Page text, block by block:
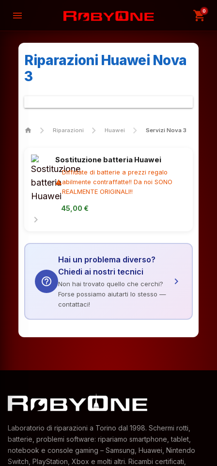
menu shopping_cart
0
Riparazioni Huawei Nova
3
home Riparazioni Huawei Servizi Nova 3
Sostituzione batteria Huawei
warning
Diffidate di batterie a prezzi regalo
abilmente contraffatte!! Da noi SONO
REALMENTE ORIGINALI!!
45,00 €
chevron_right
help_outline
Hai un problema diverso?
Chiedi ai nostri tecnici
Non hai trovato quello che cerchi?
Forse possiamo aiutarti lo stesso —
contattaci!
chevron_right
Laboratorio di riparazioni a Torino dal 1998. Schermi rotti,
batterie, problemi software: ripariamo smartphone, tablet,
notebook e console gaming – Samsung, Huawei, Nintendo
Switch, PlayStation, Xbox e molti altri. Ricambi certificati,